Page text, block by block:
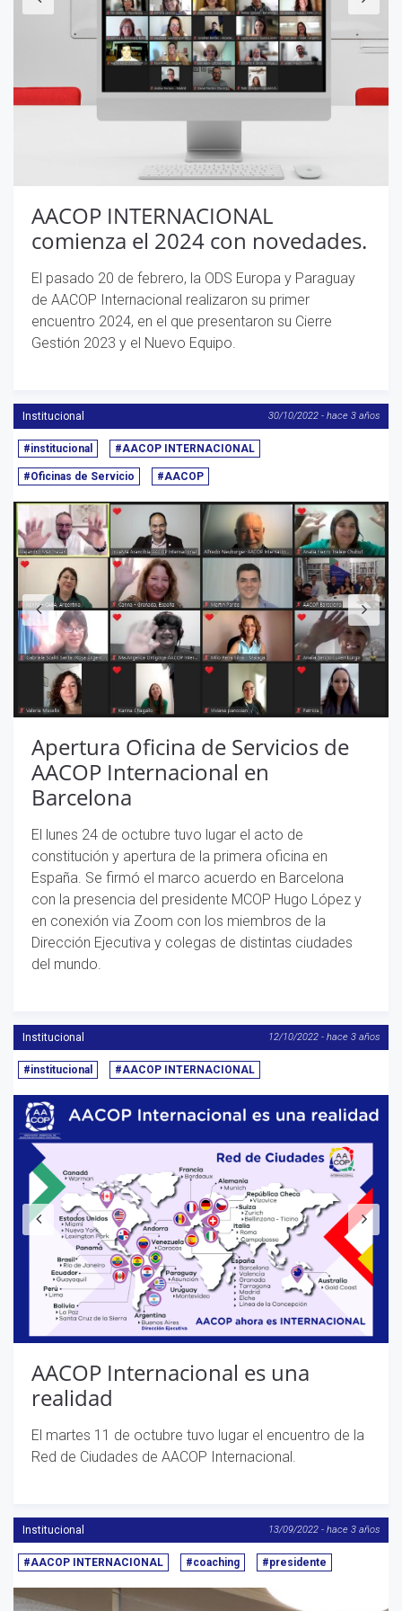
AACOP INTERNACIONAL
comienza el 2024 con novedades.
El pasado 20 de febrero, la ODS Europa y Paraguay
de AACOP Internacional realizaron su primer
encuentro 2024, en el que presentaron su Cierre
Gestión 2023 y el Nuevo Equipo.
Institucional 30/10/2022 - hace 3 años
#institucional #AACOP INTERNACIONAL
#Oficinas de Servicio #AACOP
Anterior
Apertura Oficina de Servicios de
AACOP Internacional en
Barcelona
El lunes 24 de octubre tuvo lugar el acto de
constitución y apertura de la primera oficina en
España. Se firmó el marco acuerdo en Barcelona
con la presencia del presidente MCOP Hugo López y
en conexión via Zoom con los miembros de la
Dirección Ejecutiva y colegas de distintas ciudades
del mundo.
Institucional 12/10/2022 - hace 3 años
#institucional #AACOP INTERNACIONAL
Anterior
AACOP Internacional es una
realidad
El martes 11 de octubre tuvo lugar el encuentro de la
Red de Ciudades de AACOP Internacional.
Institucional 13/09/2022 - hace 3 años
#AACOP INTERNACIONAL #coaching #presidente
Anterior